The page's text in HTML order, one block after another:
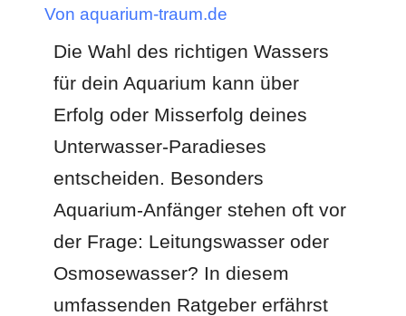
Vonaquarium-traum.de
Die Wahl des richtigen Wassers
für dein Aquarium kann über
Erfolg oder Misserfolg deines
Unterwasser-Paradieses
entscheiden. Besonders
Aquarium-Anfänger stehen oft vor
der Frage: Leitungswasser oder
Osmosewasser? In diesem
umfassenden Ratgeber erfährst